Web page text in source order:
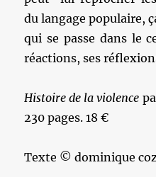
du langage populaire,
qui se passe dans le
réactions, ses
Histoire de la violence
230 pages. 18 €
Texte © dominique